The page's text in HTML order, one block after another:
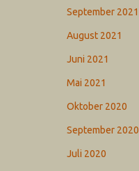
September 2021
August 2021
Juni 2021
Mai 2021
Oktober 2020
September 2020
Juli 2020